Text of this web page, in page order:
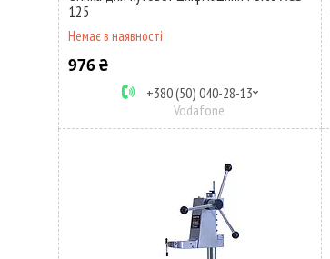
125
Немає в наявності
976 ₴
+380 (50) 040-28-13
Vodafone